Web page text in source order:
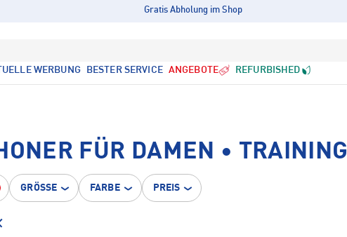
Gratis Abholung im Shop
WERBUNG BESTER SERVICE ANGEBOTE REFURBISHED
FÜR DAMEN • TRAINING
GRÖSSE FARBE PREIS